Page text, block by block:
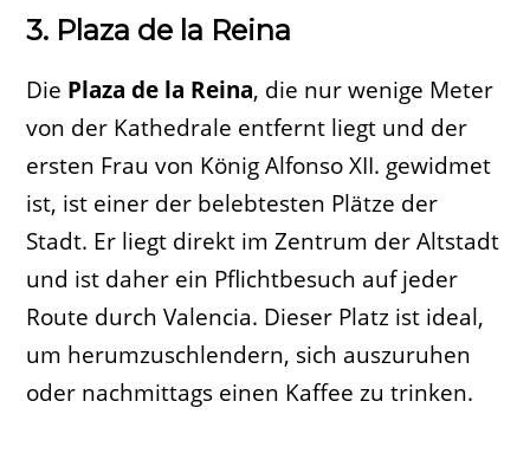
3. Plaza de la Reina
Die Plaza de la Reina, die nur wenige Meter
von der Kathedrale entfernt liegt und der
ersten Frau von König Alfonso XII. gewidmet
ist, ist einer der belebtesten Plätze der
Stadt. Er liegt direkt im Zentrum der Altstadt
und ist daher ein Pflichtbesuch auf jeder
Route durch Valencia. Dieser Platz ist ideal,
um herumzuschlendern, sich auszuruhen
oder nachmittags einen Kaffee zu trinken.